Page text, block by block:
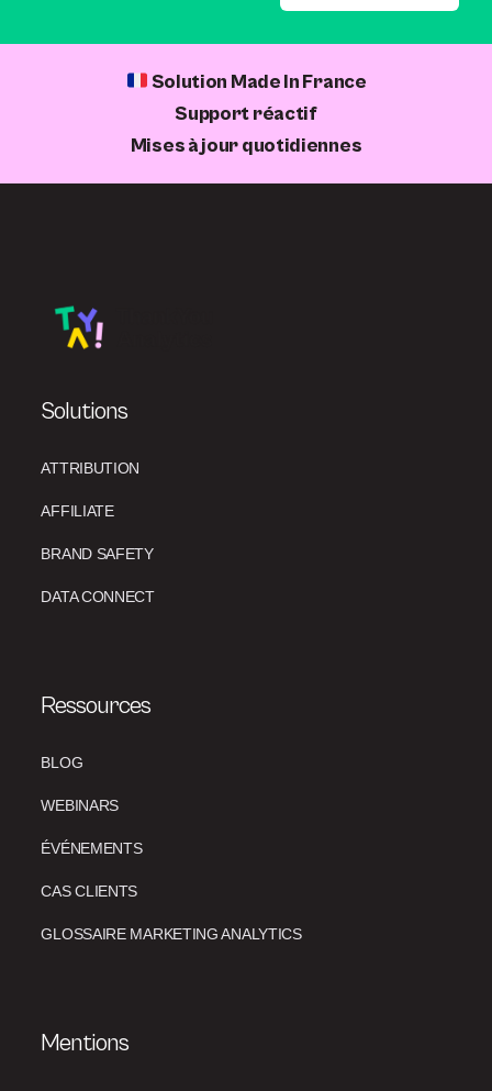
Solution Made In France
Support réactif
Mises à jour quotidiennes
Solutions
ATTRIBUTION
AFFILIATE
BRAND SAFETY
DATA CONNECT
Ressources
BLOG
WEBINARS
ÉVÉNEMENTS
CAS CLIENTS
GLOSSAIRE MARKETING ANALYTICS
Mentions